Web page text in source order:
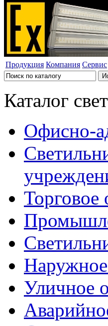
Продукция Компания Сервис
Каталог
Офисно-
Торговое
Уличное